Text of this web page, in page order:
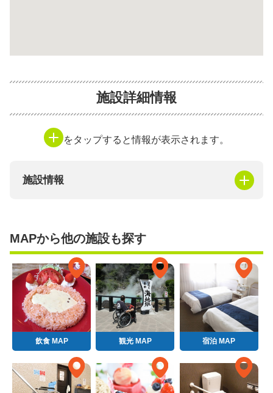
施設詳細情報
をタップすると情報が表示されます。
施設情報
MAPから他の施設も探す
飲食 MAP 観光 MAP 宿泊 MAP